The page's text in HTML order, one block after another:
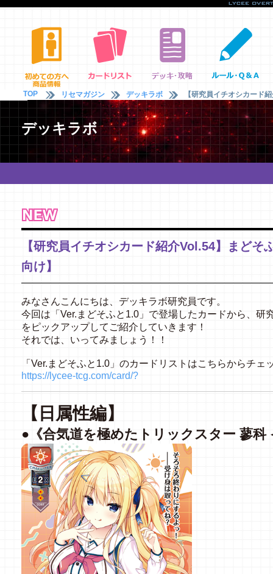
TOP リセマガジン デッキラボ 【研究員イチオシカード
デッキラボ
【研究員イチオシカード紹介Vol.54】まどそ
向け】
みなさんこんにちは、デッキラボ研究員です。
今回は「Ver.まどそふと1.0」で登場したカードから、研
をピックアップしてご紹介していきます！
それでは、いってみましょう！！
「Ver.まどそふと1.0」のカードリストはこちらからチェ
https://lycee-tcg.com/card/?
【日属性編】
●《合気道を極めたトリックスター 蓼科